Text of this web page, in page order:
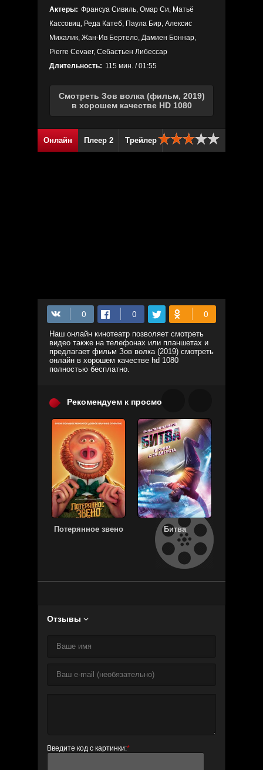
Актеры: Франсуа Сивиль, Омар Си, Матьё
Кассовиц, Реда Катеб, Паула Бир, Алексис
Михалик, Жан-Ив Бертело, Дамиен Боннар,
Pierre Cevaer, Себастьен Либессар
Длительность: 115 мин. / 01:55
Смотреть Зов волка (фильм, 2019)
в хорошем качестве HD 1080
Онлайн Плеер 2 Трейлер
Наш онлайн кинотеатр позволяет смотреть
видео также на телефонах или планшетах и
предлагает фильм Зов волка (2019) смотреть
онлайн в хорошем качестве hd 1080
полностью бесплатно.
Рекомендуем к просмотру:
Потерянное звено Битва
Отзывы 
Введите код с картинки:*